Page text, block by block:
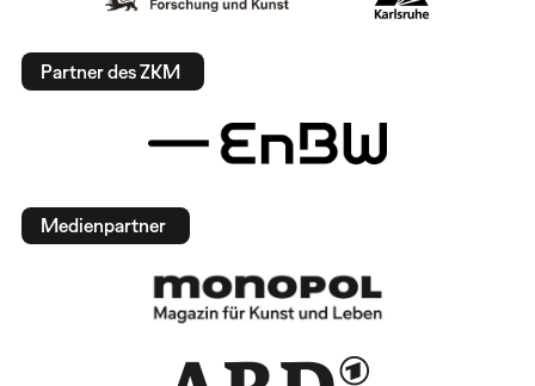
Partner des ZKM
Medienpartner